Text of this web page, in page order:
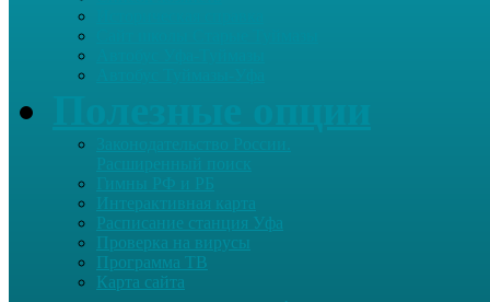
Гимны РФ и РБ
Интерактивная карта
Расписание станция Уфа
Проверка на вирусы
Программа ТВ
Карта сайта